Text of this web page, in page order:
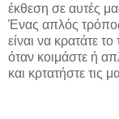
έκθεση σε αυτές
Ένας απλός τρόπος
είναι να κρατάτε
όταν κοιμάστε ή
και κρτατήστε τις